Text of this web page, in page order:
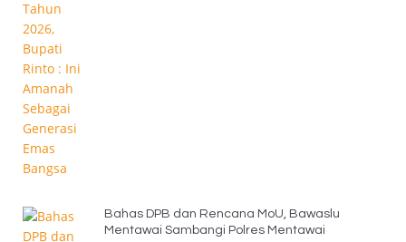
Bahas DPB dan Rencana MoU, Bawaslu
Mentawai Sambangi Polres Mentawai